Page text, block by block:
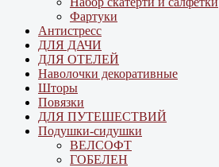
Фартуки
Антистресс
ДЛЯ ДАЧИ
ДЛЯ ОТЕЛЕЙ
Наволочки декоративные
Шторы
Повязки
ДЛЯ ПУТЕШЕСТВИЙ
Подушки-сидушки
ВЕЛСОФТ
ГОБЕЛЕН